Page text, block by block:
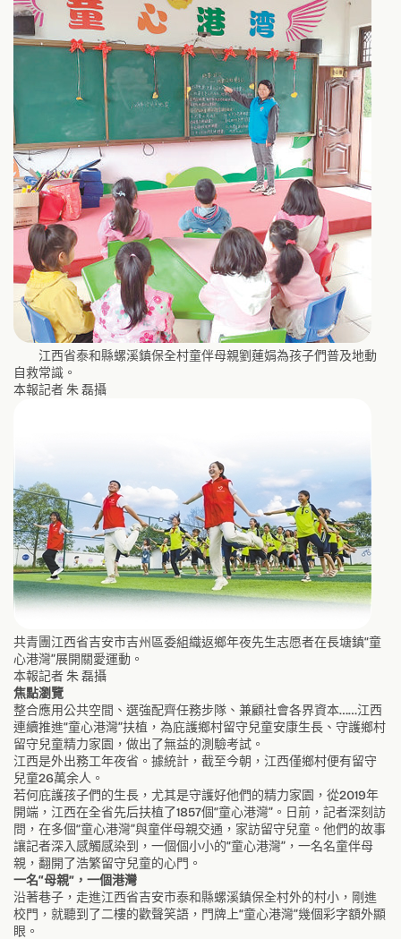
江西省泰和縣螺溪鎮保全村童伴母親劉蓮娟為孩子們普及地動
自救常識。
本報記者 朱 磊攝
共青團江西省吉安市吉州區委組織返鄉年夜先生志愿者在長塘鎮“童
心港灣”展開關愛運動。
本報記者 朱 磊攝
焦點瀏覽
整合應用公共空間、選強配齊任務步隊、兼顧社會各界資本……江西
連續推進“童心港灣”扶植，為庇護鄉村留守兒童安康生長、守護鄉村
留守兒童精力家園，做出了無益的測驗考試。
江西是外出務工年夜省。據統計，截至今朝，江西僅鄉村便有留守
兒童26萬余人。
若何庇護孩子們的生長，尤其是守護好他們的精力家園，從2019年
開端，江西在全省先后扶植了1857個“童心港灣”。日前，記者深刻訪
問，在多個“童心港灣”與童伴母親交通，家訪留守兒童。他們的故事
讓記者深入感觸感染到，一個個小小的“童心港灣”，一名名童伴母
親，翻開了浩繁留守兒童的心門。
一名“母親”，一個港灣
沿著巷子，走進江西省吉安市泰和縣螺溪鎮保全村外的村小，剛進
校門，就聽到了二樓的歡聲笑語，門牌上“童心港灣”幾個彩字額外顯
眼。